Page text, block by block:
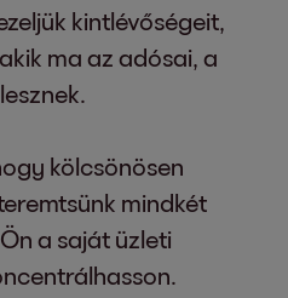
kintlévőségeit,
ma az adósai, a
kölcsönösen
mindkét
a saját üzleti